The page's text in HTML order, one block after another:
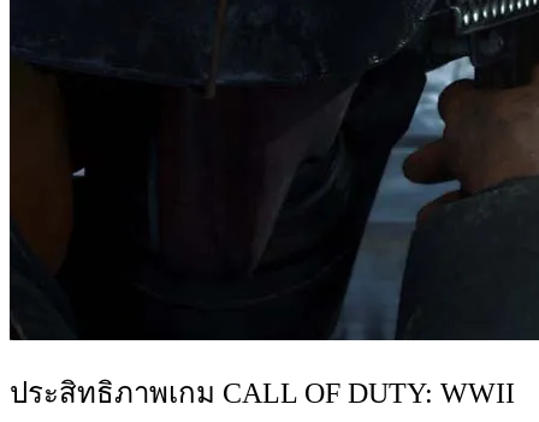
ประสิทธิภาพเกม CALL OF DUTY: WWII